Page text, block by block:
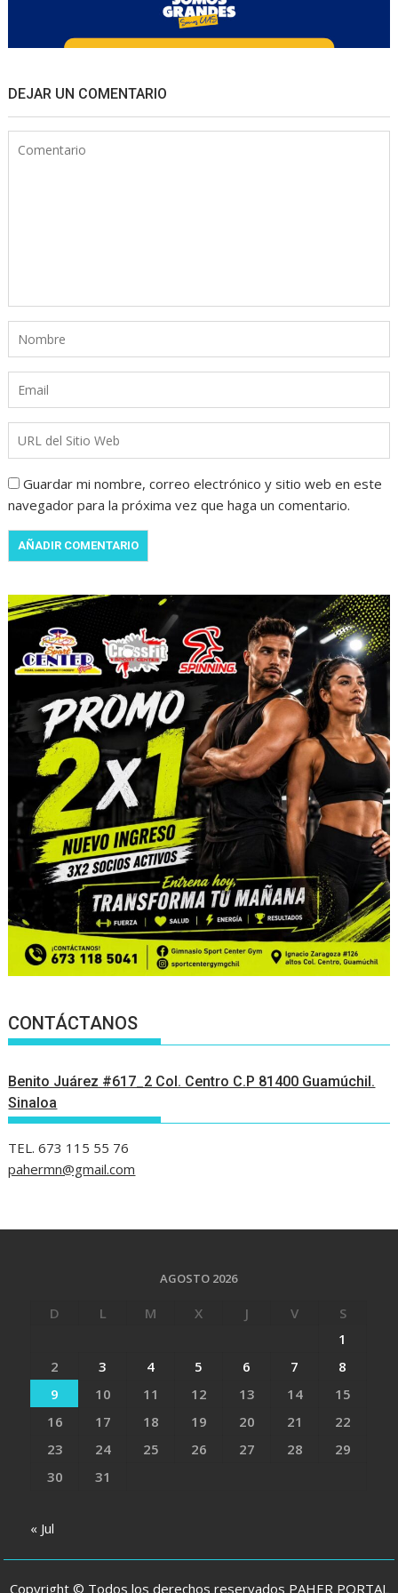
DEJAR UN COMENTARIO
Guardar mi nombre, correo electrónico y sitio web en este
navegador para la próxima vez que haga un comentario.
CONTÁCTANOS
Benito Juárez #617_2 Col. Centro C.P 81400 Guamúchil.
Sinaloa
TEL. 673 115 55 76
pahermn@gmail.com
AGOSTO 2026
D L M X J V
S
1
2
3 4 5 6 7
8
9
10 11 12 13 14
15
16
17 18 19 20 21
22
23
24 25 26 27 28
29
30
31
« Jul
Copyright © Todos los derechos reservados PAHER PORTAL